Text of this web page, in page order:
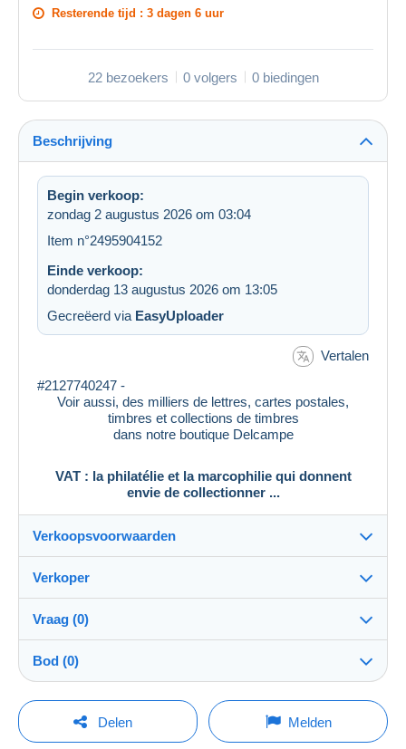
Resterende tijd : 3 dagen 6 uur
22 bezoekers 0 volgers 0 biedingen
Beschrijving
Begin verkoop:
zondag 2 augustus 2026 om 03:04
Item n°2495904152
Einde verkoop:
donderdag 13 augustus 2026 om 13:05
Gecreëerd via EasyUploader
Vertalen
#2127740247 -
Voir aussi, des milliers de lettres, cartes postales,
timbres et collections de timbres
dans notre boutique Delcampe
VAT : la philatélie et la marcophilie qui donnent
envie de collectionner ...
Verkoopsvoorwaarden
Bestemming:
Zie de lijst van landen
Eigenhandig:
Ja
Verzending na betaling
Kosten:
Verkoper
vat_tradition100%(58939x)
PRO
Winkel
Naam:
Vraag (0)
Om een vraag te stellen moet u een sessie
Bod (0)
De verkoop zal met één minuut worden verlengd
indien een bod wordt uitgebracht minder dan één
minuut voor de uiterste termijn.
Delen Melden